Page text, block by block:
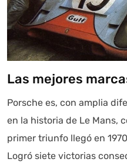
Las mejores
Porsche es, con amplia
en la historia de Le Mans,
primer triunfo llegó en
Logró siete victorias